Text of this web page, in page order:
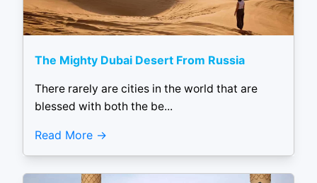
The Mighty Dubai Desert From Russia
There rarely are cities in the world that are
blessed with both the be...
Read More